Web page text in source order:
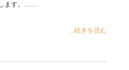
ます。……
...続きを読む